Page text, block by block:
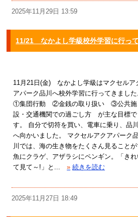
2025年11月29日 13:59
11/21 なかよし学級校外学習に行っ
11月21日(金) なかよし学級はマクセルア
アパーク品川へ校外学習に行ってきました
①集団行動 ②金銭の取り扱い ③公共施
設・交通機関での過ごし方 が主な目標で
す。 自分で切符を買い、電車に乗り、品川
へ向かいました。 マクセルアクアパーク品
川では、海の生き物をたくさん見ること
魚にクラゲ、アザラシにペンギン。「き
て見て～!」と...
» 続きを読む
2025年11月27日 18:49